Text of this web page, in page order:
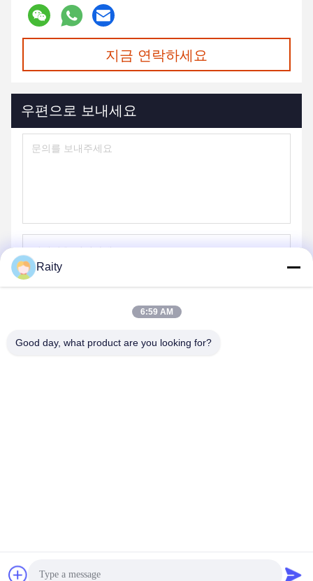
지금 연락하세요
우편으로 보내세요
보내기
중국 좋은 품질 철 용융로 공급자. 저작권 2023-2026 Shandong Huarui
Raity
6:59 AM
Good day, what product are you looking for?